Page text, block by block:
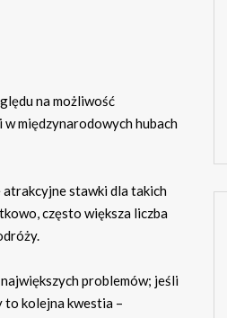
na możliwość
międzynarodowych hubach
stawki dla takich
często większa liczba
problemów; jeśli
to kolejna kwestia –